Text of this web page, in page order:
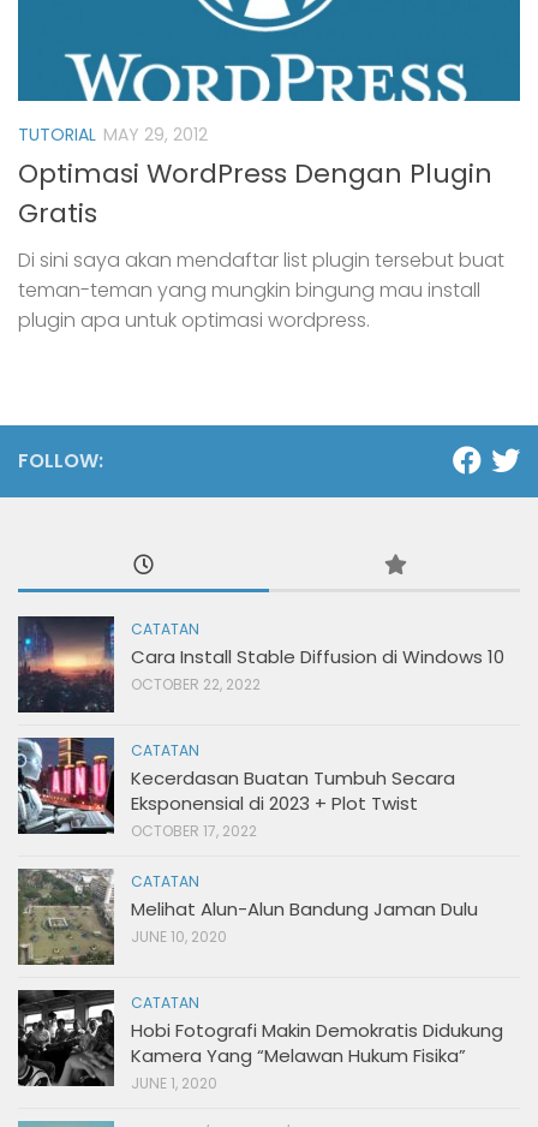
TUTORIAL MAY 29, 2012
Optimasi WordPress Dengan Plugin
Gratis
Di sini saya akan mendaftar list plugin tersebut buat
teman-teman yang mungkin bingung mau install
plugin apa untuk optimasi wordpress.
FOLLOW:
CATATAN
Cara Install Stable Diffusion di Windows 10
OCTOBER 22, 2022
CATATAN
Kecerdasan Buatan Tumbuh Secara
Eksponensial di 2023 + Plot Twist
OCTOBER 17, 2022
CATATAN
Melihat Alun-Alun Bandung Jaman Dulu
JUNE 10, 2020
CATATAN
Hobi Fotografi Makin Demokratis Didukung
Kamera Yang “Melawan Hukum Fisika”
JUNE 1, 2020